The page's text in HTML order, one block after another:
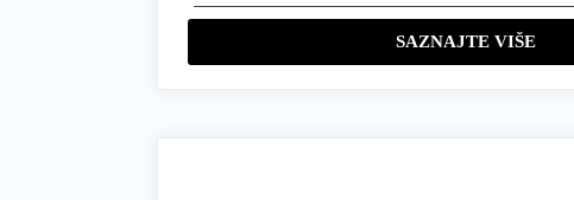
SAZNAJTE VIŠE